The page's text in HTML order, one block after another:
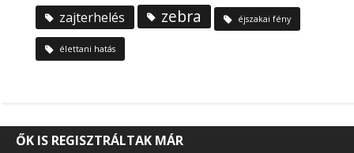
zajterhelés zebra éjszakai fény
élettani hatás
ŐK IS REGISZTRÁLTAK MÁR